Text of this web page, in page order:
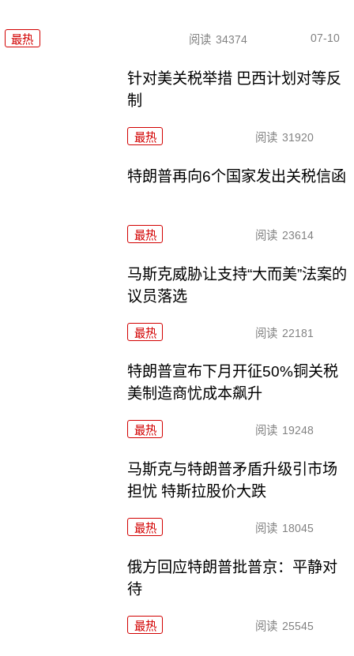
最热 阅读 34374 07-10
针对美关税举措 巴西计划对等反
制
最热 阅读 31920
特朗普再向6个国家发出关税信函
最热 阅读 23614
马斯克威胁让支持“大而美”法案的
议员落选
最热 阅读 22181
特朗普宣布下月开征50%铜关税
美制造商忧成本飙升
最热 阅读 19248
马斯克与特朗普矛盾升级引市场
担忧 特斯拉股价大跌
最热 阅读 18045
俄方回应特朗普批普京：平静对
待
最热 阅读 25545